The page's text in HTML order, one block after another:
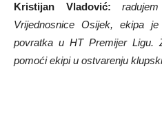
Kristijan Vladović:
Vrijednosnice Osijek, ekipa
povratka u HT Premijer
pomoći ekipi u ostvarenju